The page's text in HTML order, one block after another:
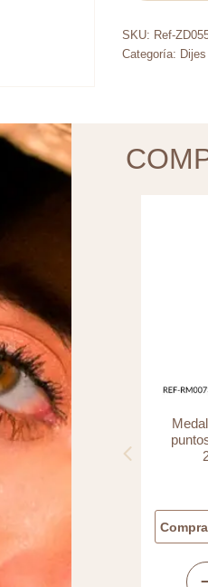
SKU: Ref-
Categoría:
cilindro
x und
9.000